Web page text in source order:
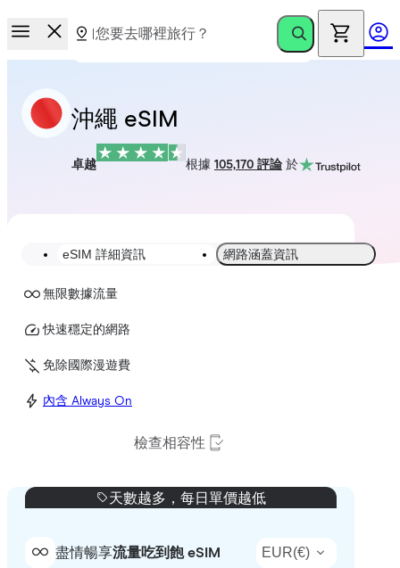
沖繩 eSIM
卓越 根據 105,170 評論 於
eSIM 詳細資訊 網路涵蓋資訊
無限數據流量
快速穩定的網路
免除國際漫遊費
內含 Always On
檢查相容性
天數越多，每日單價越低
盡情暢享流量吃到飽 eSIM EUR(€)